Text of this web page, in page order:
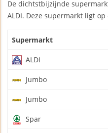
De dichtstbijzijnde
ALDI. Deze supermarkt ligt
Supermarkt
ALDI
Jumbo
Jumbo
Spar